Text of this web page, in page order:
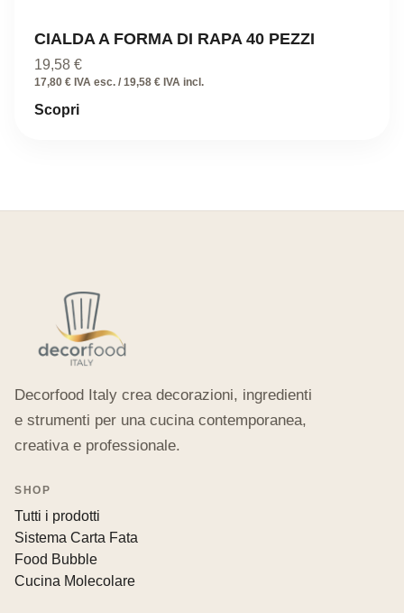
CIALDA A FORMA DI RAPA 40 PEZZI
19,58 €
17,80 € IVA esc. / 19,58 € IVA incl.
Scopri
Decorfood Italy crea decorazioni, ingredienti
e strumenti per una cucina contemporanea,
creativa e professionale.
SHOP
Tutti i prodotti
Sistema Carta Fata
Food Bubble
Cucina Molecolare